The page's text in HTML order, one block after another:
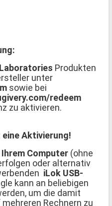
Produkten
unter
sowie bei
redeem
zu aktivieren.
Aktivierung!
Computer (ohne
oder alternativ
iLok USB-
kann an beliebigen
um die damit
Rechnern zu